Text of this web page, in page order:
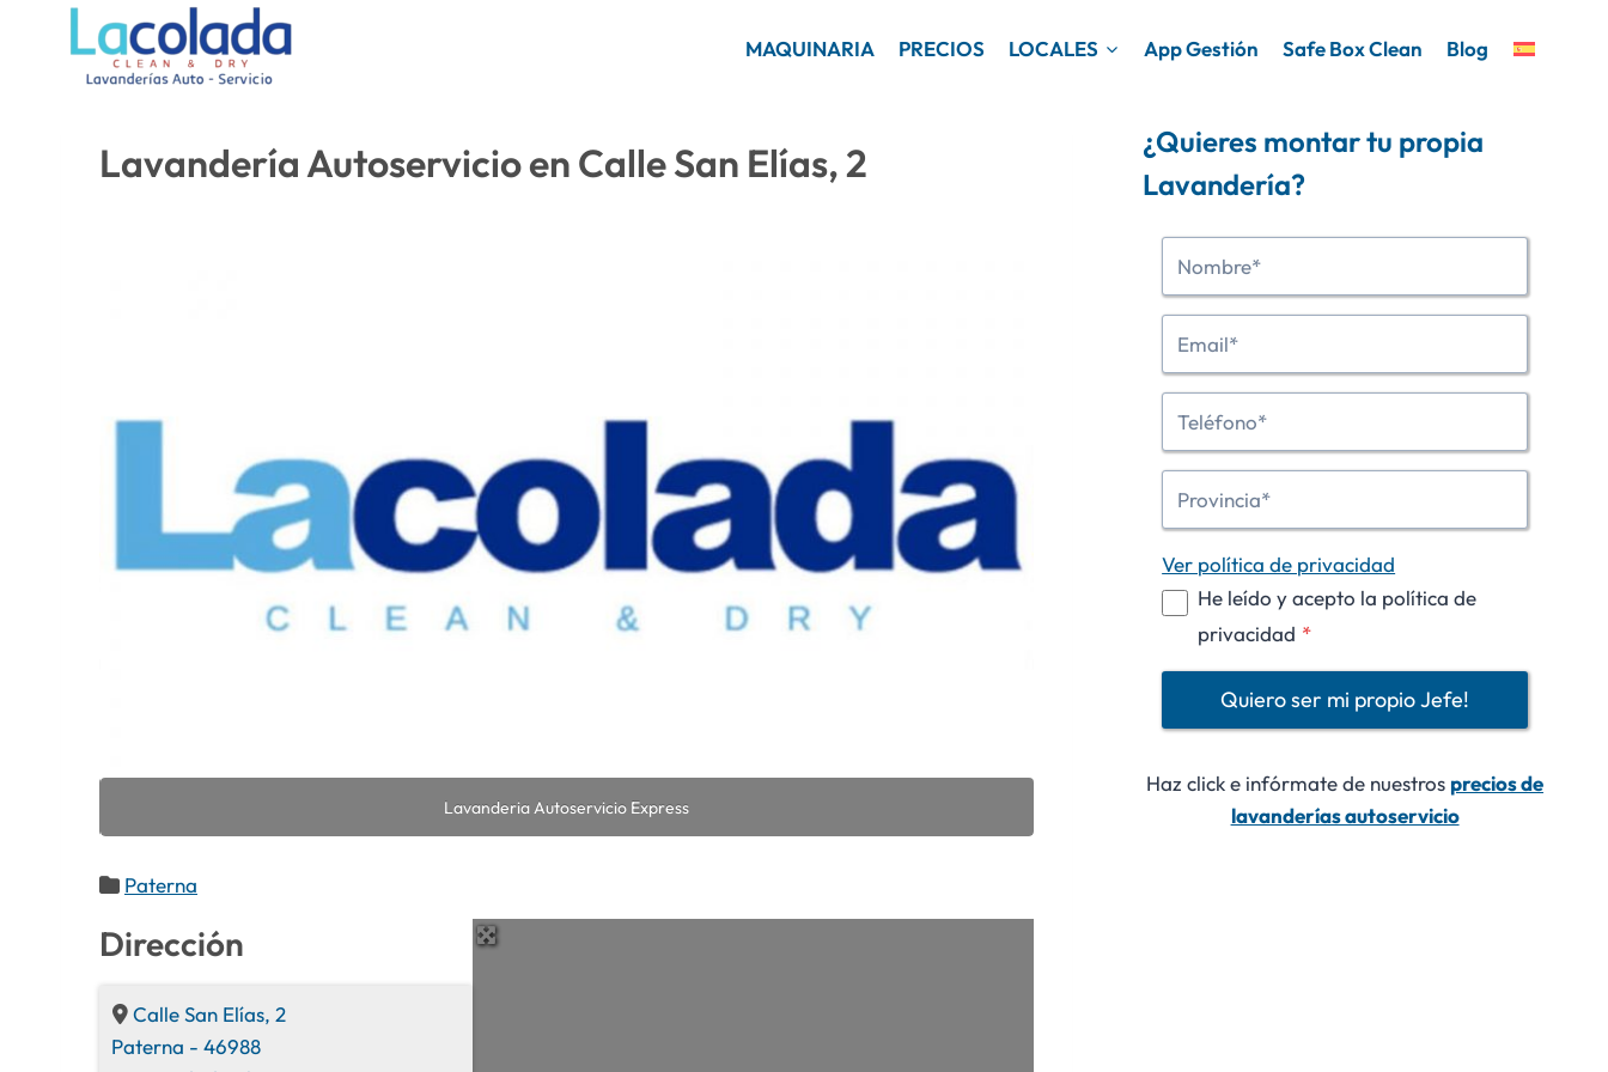
Contenido
MAQUINARIA PRECIOS LOCALES App Gestión Safe Box Clean Blog
Lavandería Autoservicio en Calle San Elías, 2
Lavanderia Autoservicio Express Lavanderia Autoservicio
Paterna
Dirección
Calle San Elías, 2
Paterna - 46988
¿Quieres montar tu propia
Lavandería?
Ver política de privacidad
He leído y acepto la política de
privacidad *
Quiero ser mi propio Jefe!
Haz click e infórmate de nuestros precios de
lavanderías autoservicio